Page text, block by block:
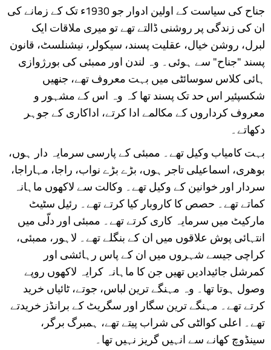
جناح کی سیاست کے اولین ادوار جو 1930ء تک کے زمانے کی
ان کی زندگی پر روشنی ڈالتے تھے تو میری ملاقات ایک
لبرل، روشن خیال، عقلیت پسند، سیکولر، نیشنلسٹ، قانون
پسند "جناح" سے ہوئی۔ وہ لندن اور ممبئی کی بورژوازی
ہائی کلاس سوسائٹی میں بہت معروف تھے، جنھیں
شکسپئیر اس حد تک پسند تھا کہ وہ اس کے مشہور و
معروف کرداروں کے مکالمے ادا کرتے، اداکاری کے جوہر
دکھاتے۔
بہت کامیاب وکیل تھے۔ ممبئی کے پارسی سرمایہ دار ہوں،
بوھری، اسماعیلی تاجر ہوں، بڑے بڑے نواب، راجا، مہاراجا،
سردار اور خوانین کے وکیل تھے۔ وکالت سے لاکھوں ماہانہ
کماتے تھے۔ حصص کا کاروبار کیا کرتے تھے۔ رئیل سٹیٹ
مارکیٹ میں سرمایہ کاری کرتے تھے۔ ممبئی اور دلّی میں
انتہائی پوش علاقوں میں ان کے بنگلے تھے۔ لاہور، ممبئی،
کراچی جیسے شہروں میں ان کے پاس رہائشی اور
کمرشل جائیدادیں تھیں جن کا ماہانہ کرایہ لاکھوں روپے
وصول ہوتا تھا۔ وہ مہنگے ترین لباس، جوتے، ٹائیاں خرید
کرتے تھے۔ مہنگے ترین سگار اور سگریٹ کے برانڈز خریدتے
تھے۔ اعلی کوالٹی کی شراب پیتے تھے، ہمبرگ برگر،
سینڈوچ کھانے سے انہیں گریز نہیں تھا۔